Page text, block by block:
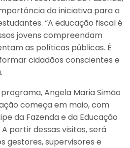
da iniciativa para a
“A educação fiscal é
jovens compreendam
as políticas públicas. É
cidadãos conscientes e
Angela Maria Simão
começa em maio, com
da Fazenda e da Educação
partir dessas visitas, será
gestores, supervisores e